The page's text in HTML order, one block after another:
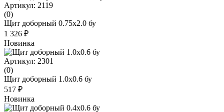
Артикул: 2119
(0)
Щит доборный 0.75x2.0 бу
1 326 ₽
Новинка
Артикул: 2301
(0)
Щит доборный 1.0x0.6 бу
517 ₽
Новинка